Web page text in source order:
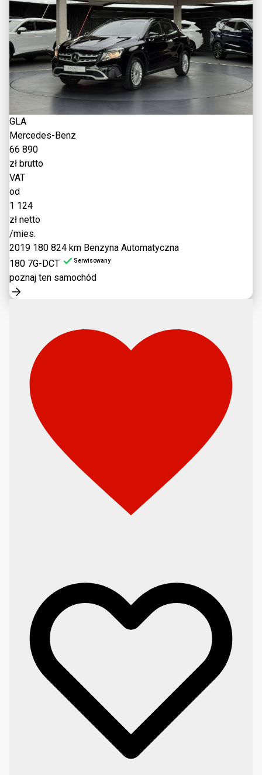
GLA
Mercedes-Benz
66 890
zł brutto
VAT
od
1 124
zł netto
/mies.
2019 180 824 km Benzyna Automatyczna
180 7G-DCT
Serwisowany
poznaj ten samochód